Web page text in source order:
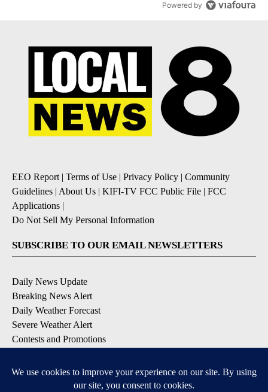
Powered by
EEO Report| Terms of Use | Privacy Policy | Community
Guidelines | About Us | KIFI-TV FCC Public File | FCC
Applications |
Do Not Sell My Personal Information
SUBSCRIBE TO OUR EMAIL NEWSLETTERS
Daily News Update
Breaking News Alert
Daily Weather Forecast
Severe Weather Alert
Contests and Promotions